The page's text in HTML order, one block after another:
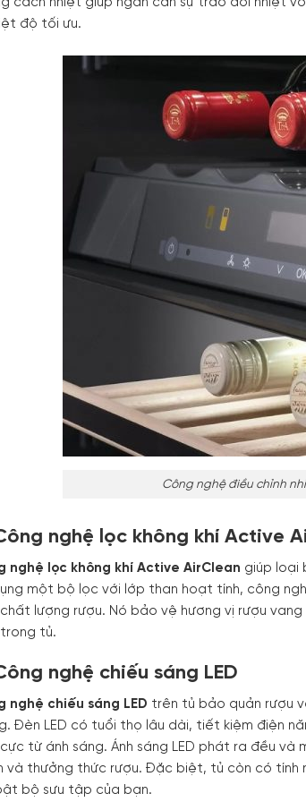
cách nhiệt giúp ngăn cản sự trao đổi nhiệt
độ tối ưu.
Công nghệ điều chỉnh
nghệ lọc không khí Active
nghệ lọc không khí Active AirClean giúp loại
một bộ lọc với lớp than hoạt tính, công
lượng rượu. Nó bảo vệ hương vị rượu
tủ.
nghệ chiếu sáng LED
nghệ chiếu sáng LED trên tủ bảo quản rượu
Đèn LED có tuổi thọ lâu dài, tiết kiệm điện
từ ánh sáng. Ánh sáng LED phát ra đều
và thưởng thức rượu. Đặc biệt, tủ còn có tính
bộ sưu tập của bạn.